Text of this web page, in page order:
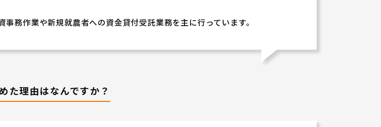
事務作業や新規就農者への資金貸付受託業務を主に行っています。
た理由はなんですか？